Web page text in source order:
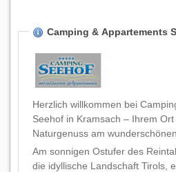
Camping & Appartements
Herzlich willkommen bei
Seehof in Kramsach – Ihrem
Naturgenuss am
Am sonnigen Ostufer des
die idyllische Landschaft Tirols,